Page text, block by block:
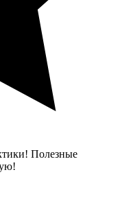
Полезные